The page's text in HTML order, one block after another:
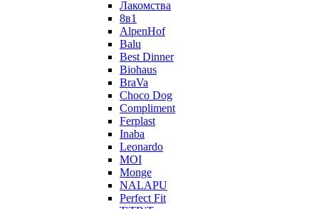
Лакомства
8в1
AlpenHof
Balu
Best Dinner
Biohaus
BraVa
Choco Dog
Compliment
Ferplast
Inaba
Leonardo
MOI
Monge
NALAPU
Perfect Fit